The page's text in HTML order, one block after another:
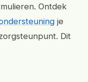
Ontdek
je
Dit